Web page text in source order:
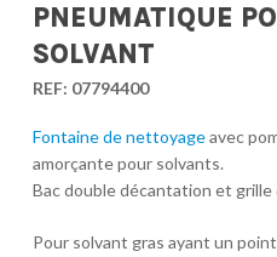
PNEUMATIQUE
SOLVANT
REF: 07794400
Fontaine de nettoyageavec
amorçante pour solvants.
Bac double décantation et grille
Pour solvant gras ayant un